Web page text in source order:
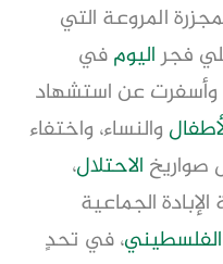
المروعة التي
فجراليومفي
عن استشهاد
والنساء، واختفاء
صواريخ الاحتلال،
الجماعية
، في تحدٍ